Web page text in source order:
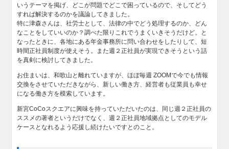
いうテーマを掲げ、どこが問題でどこで困っているので、そしてどう
すれば解決するのかを議論してきました。
特に津森さんは、社労士として、法律の中でどう処理するのか、どん
なことをしていいのか？調べた限りこれでうまくいきそうだけど。と
なったときに、各地にある年金事務所に問い合わせをしたりして、短
時間正社員制度が使えそう。また週２正社員が実現できそうという話
を真剣に検討してきました。
お住まいは、和歌山と離れていますが、ほぼ毎週 ZOOMで今でも情報
交換をさせていただきながら、新しい働き方、経営者も従業員も幸せ
になる働き方を模索しています。
新宮CoCoスクエアに興味を持っていただいたのは、同じ週２正社員の
ススメの著者というだけでなく、週２正社員地域拠点としてのモデル
ケースとなれるよう応援し続けたいですとのこと。